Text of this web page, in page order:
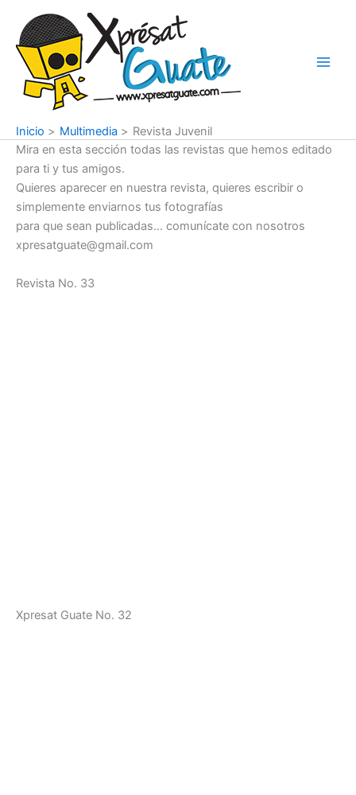
contenido
Inicio Multimedia
Revista Juvenil
Mira en esta sección todas las revistas que hemos editado
para ti y tus amigos.
Quieres aparecer en nuestra revista, quieres escribir o
simplemente enviarnos tus fotografías
para que sean publicadas… comunícate con nosotros
xpresatguate@gmail.com
Revista No. 33
Xpresat Guate No. 32